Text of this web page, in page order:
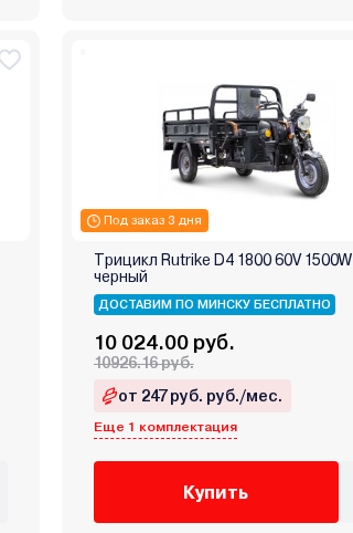
Под заказ 3 дня
Трицикл Rutrike D4 1800 60V 1500W
черный
ДОСТАВИМ ПО МИНСКУ БЕСПЛАТНО
10 024.00 руб.
10926.16 руб.
от 247 руб. руб./мес.
Еще 1 комплектация
Купить